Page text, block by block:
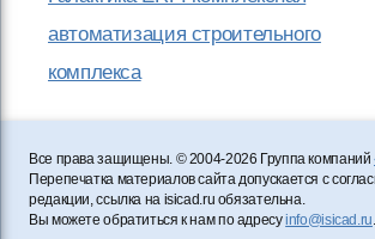
автоматизация строительного
комплекса
Все права защищены. © 2004-2026 Группа компаний
Перепечатка материалов сайта допускается с
редакции, ссылка на isicad.ru обязательна.
Вы можете обратиться к нам по адресуinfo@isicad.ru.